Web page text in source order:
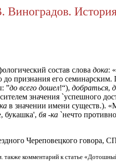
Виноградов.
состав слова дока:
до признания его
”до всего дошел!“), добраться,
значения `успешного
в значении имени существ.).
букашка', бя -ка `нечто
Череповецкого говора,
также комментарий к статье